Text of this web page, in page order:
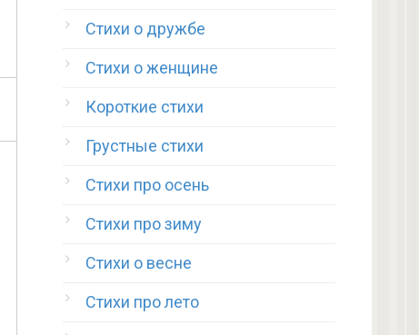
Стихи о дружбе
Стихи о женщине
Короткие стихи
Грустные стихи
Стихи про осень
Стихи про зиму
Стихи о весне
Стихи про лето